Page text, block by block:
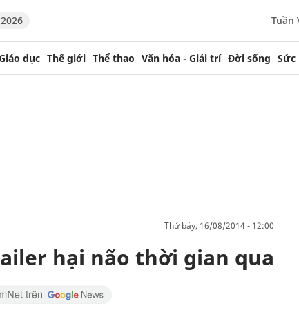
Tuần
dục Thế giới Thể thao Văn hóa - Giải trí Đời sống Sức
thứ bảy, 16/08/2014 - 12:00
hại não thời gian qua